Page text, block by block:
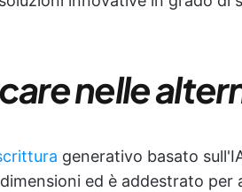
nelle
generativo basato
ed è addestrato